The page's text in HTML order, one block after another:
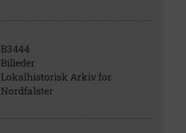
B3444
Billeder
Lokalhistorisk Arkiv for
Nordfalster